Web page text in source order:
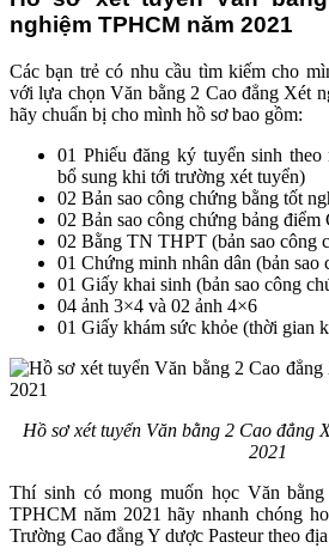
nghiệm TPHCM năm 2021
Các bạn trẻ có nhu cầu tìm kiếm cho
với lựa chọn Văn bằng 2 Cao đẳng Xét
hãy chuẩn bị cho mình hồ sơ bao gồm:
01 Phiếu đăng ký tuyển sinh
bổ sung khi tới trường xét tuyển)
02 Bản sao công chứng bằng tốt
02 Bản sao công chứng bảng
02 Bằng TN THPT (bản sao công
01 Chứng minh nhân dân (bản sao
01 Giấy khai sinh (bản sao công
04 ảnh 3×4 và 02 ảnh 4×6
01 Giấy khám sức khỏe (thời gian
Hồ sơ xét tuyển Văn bằng 2 Cao đẳng
2021
Thí sinh có mong muốn học Văn
TPHCM năm 2021 hãy nhanh chóng
Trường Cao đẳng Y dược Pasteur theo